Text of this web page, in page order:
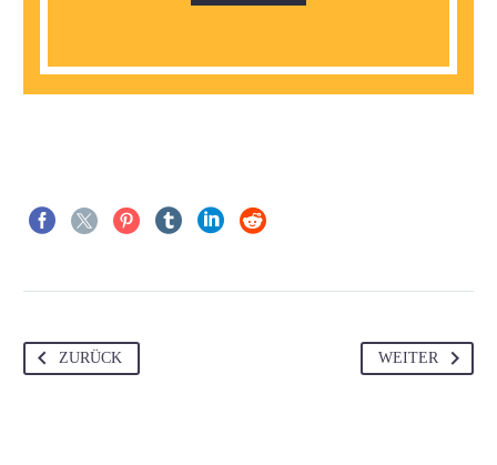
ZURÜCK WEITER